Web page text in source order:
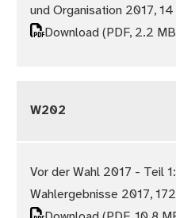
und Organisation 2017, 14
Download(PDF, 2.2
W202
Vor der Wahl 2017 - Teil
Wahlergebnisse 2017,